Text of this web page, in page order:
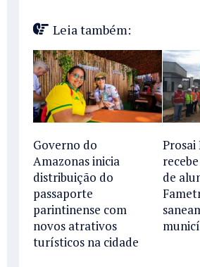
Leia também:
Governo do
Amazonas inicia
distribuição do
passaporte
parintinense com
novos atrativos
turísticos na cidade
Prosai
de